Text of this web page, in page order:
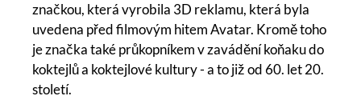
značkou, která vyrobila 3D reklamu, která byla
uvedena před filmovým hitem Avatar. Kromě toho
je značka také průkopníkem v zavádění koňaku do
koktejlů a koktejlové kultury - a to již od 60. let 20.
století.